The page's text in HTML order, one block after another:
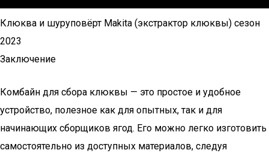
Клюква и шуруповёрт Makita (экстрактор клюквы) сезон
2023
Заключение
Комбайн для сбора клюквы — это простое и удобное
устройство, полезное как для опытных, так и для
начинающих сборщиков ягод. Его можно легко изготовить
самостоятельно из доступных материалов, следуя